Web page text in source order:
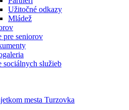
Užitočné odkazy
Mládež
pre seniorov
sociálnych služieb
mesta Turzovka